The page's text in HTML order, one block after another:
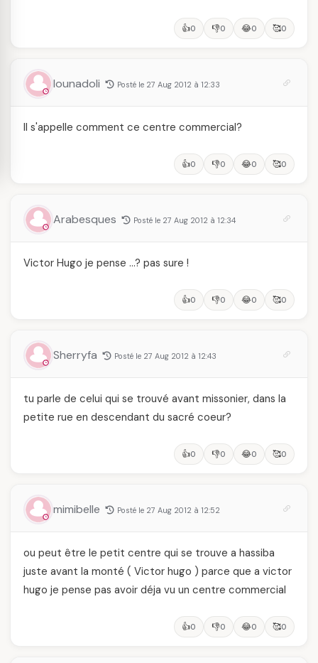
👍0 👎0 😂0 🥰0
lounadoli Posté le 27 Aug 2012 à 12:33
Il s'appelle comment ce centre commercial?
👍0 👎0 😂0 🥰0
Arabesques Posté le 27 Aug 2012 à 12:34
Victor Hugo je pense …? pas sure !
👍0 👎0 😂0 🥰0
Sherryfa Posté le 27 Aug 2012 à 12:43
tu parle de celui qui se trouvé avant missonier, dans la
petite rue en descendant du sacré coeur?
👍0 👎0 😂0 🥰0
mimibelle Posté le 27 Aug 2012 à 12:52
ou peut être le petit centre qui se trouve a hassiba
juste avant la monté ( Victor hugo ) parce que a victor
hugo je pense pas avoir déja vu un centre commercial
👍0 👎0 😂0 🥰0